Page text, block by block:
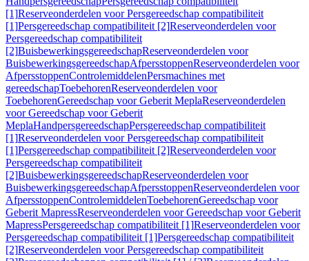
[1]Reserveonderdelen voor Persgereedschap compatibiliteit
[1]Persgereedschap compatibiliteit [2]Reserveonderdelen voor
Persgereedschap compatibiliteit
[2]BuisbewerkingsgereedschapReserveonderdelen voor
BuisbewerkingsgereedschapAfpersstoppenReserveonderdelen voor
AfpersstoppenControlemiddelenPersmachines met
gereedschapToebehorenReserveonderdelen voor
ToebehorenGereedschap voor Geberit MeplaReserveonderdelen
voor Gereedschap voor Geberit
MeplaHandpersgereedschapPersgereedschap compatibiliteit
[1]Reserveonderdelen voor Persgereedschap compatibiliteit
[1]Persgereedschap compatibiliteit [2]Reserveonderdelen voor
Persgereedschap compatibiliteit
[2]BuisbewerkingsgereedschapReserveonderdelen voor
BuisbewerkingsgereedschapAfpersstoppenReserveonderdelen voor
AfpersstoppenControlemiddelenToebehorenGereedschap voor
Geberit MapressReserveonderdelen voor Gereedschap voor Geberit
MapressPersgereedschap compatibiliteit [1]Reserveonderdelen voor
Persgereedschap compatibiliteit [1]Persgereedschap compatibiliteit
[2]Reserveonderdelen voor Persgereedschap compatibiliteit